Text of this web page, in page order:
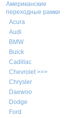
Американские
переходные рамки
Acura
Audi
BMW
Buick
Cadillac
Chevrolet >>>
Chrysler
Daewoo
Dodge
Ford